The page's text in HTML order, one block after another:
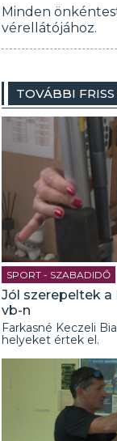
Minden
vérellátójához.
TOVÁBBI
SPORT - SZABADIDŐ
Jól szerepeltek a
vb-n
Farkasné Keczeli
helyeket értek el.